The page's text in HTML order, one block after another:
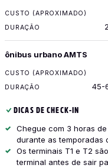
ônibus urbano AMTS
45-
DICAS DE CHECK-IN
Chegue com 3 horas
durante as temporadas
Os terminais T1 e T2
terminal antes de sair